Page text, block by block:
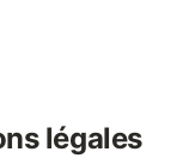
légales